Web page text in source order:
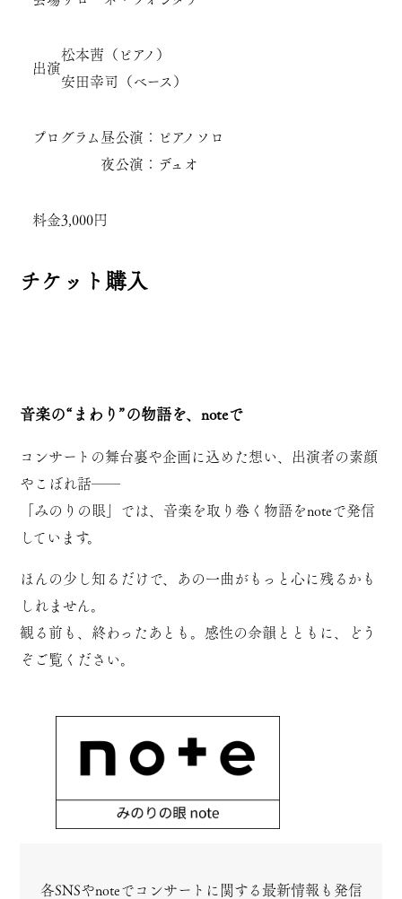
出演
松本茜（ピアノ）
安田幸司（ベース）
プログラム 昼公演：ピアノソロ
夜公演：デュオ
料金3,000円
チケット購入
音楽の“まわり”の物語を、noteで
コンサートの舞台裏や企画に込めた想い、出演者の素顔
やこぼれ話──
「みのりの眼」では、音楽を取り巻く物語をnoteで発信
しています。
ほんの少し知るだけで、あの一曲がもっと心に残るかも
しれません。
観る前も、終わったあとも。感性の余韻とともに、どう
ぞご覧ください。
各SNSやnoteでコンサートに関する最新情報も発信